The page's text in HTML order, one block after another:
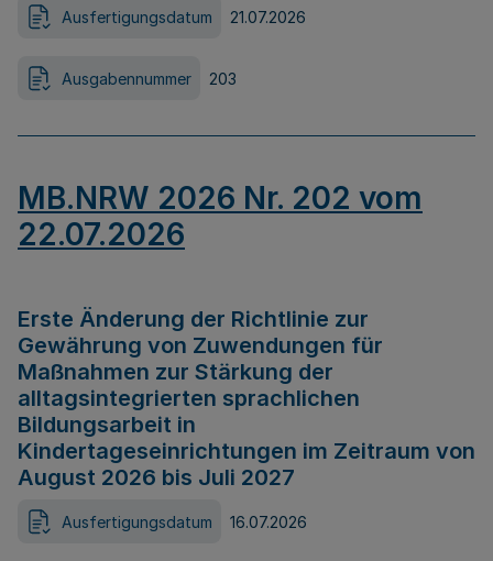
Ausfertigungsdatum 21.07.2026
Ausgabennummer 203
MB.NRW 2026 Nr. 202 vom
22.07.2026
Erste Änderung der Richtlinie zur
Gewährung von Zuwendungen für
Maßnahmen zur Stärkung der
alltagsintegrierten sprachlichen
Bildungsarbeit in
Kindertageseinrichtungen im Zeitraum von
August 2026 bis Juli 2027
Ausfertigungsdatum 16.07.2026